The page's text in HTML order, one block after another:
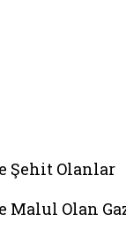
Şehit Olanlar
Malul Olan